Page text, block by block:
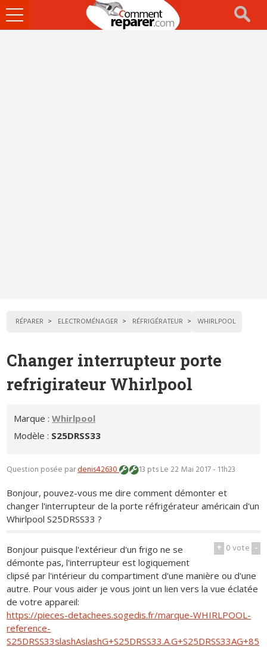
Ouvrir
le
RÉPARER ELECTROMÉNAGER RÉFRIGÉRATEUR WHIRLPOOL
Changer interrupteur porte
refrigirateur Whirlpool
Marque :Whirlpool
Modèle : S25DRSS33
Question posée pardenis42630 13 ptsLe 22 Mai 2017 - 11h23
Bonjour, pouvez-vous me dire comment démonter et
changer l'interrupteur de la porte réfrigérateur américain d'un
Whirlpool S25DRSS33 ?
+ 0vote -
Bonjour puisque l'extérieur d'un frigo ne se
démonte pas, l'interrupteur est logiquement
clipsé par l'intérieur du compartiment d'une manière ou d'une
autre. Pour vous aider je vous joint un lien vers la vue éclatée
de votre appareil:
https://pieces-detachees.sogedis.fr/marque-WHIRLPOOL-
reference-
S25DRSS33slashAslashG+S25DRSS33.A.G+S25DRSS33AG+85